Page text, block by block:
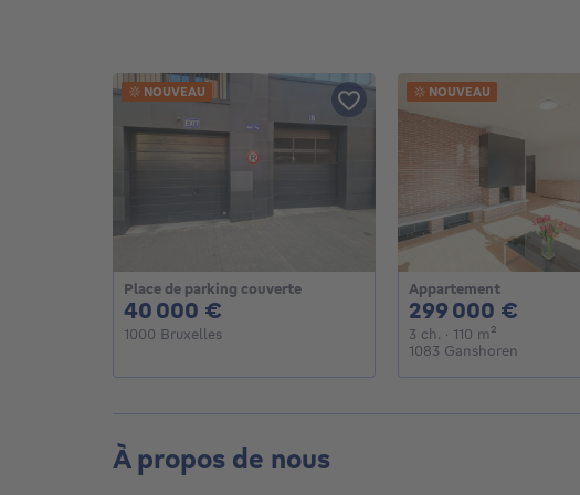
Place de parking couverte
40 000 €
1000 Bruxelles
NOUVEAU
Appartement
299 000 €
3 ch. 3 chambres
· 110 m²
1083 Ganshoren
NOUVEAU
À propos de nous